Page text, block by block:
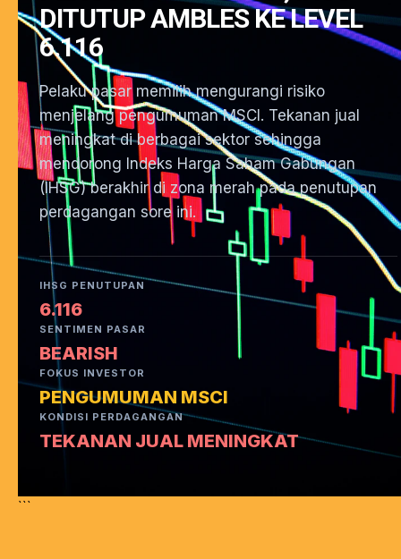
DITUTUP AMBLES KE LEVEL
6.116
Pelaku pasar memilih mengurangi risiko
menjelang pengumuman MSCI. Tekanan jual
meningkat di berbagai sektor sehingga
mendorong Indeks Harga Saham Gabungan
(IHSG) berakhir di zona merah pada penutupan
perdagangan sore ini.
IHSG PENUTUPAN
6.116
SENTIMEN PASAR
BEARISH
FOKUS INVESTOR
PENGUMUMAN MSCI
KONDISI PERDAGANGAN
TEKANAN JUAL MENINGKAT
```